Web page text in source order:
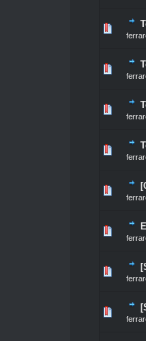
0 Voto(s) - 0 de 5 na
34
0 Voto(s) - 0 de 5 na
34
0 Voto(s) - 0 de 5 na
34
0 Voto(s) - 0 de 5 na
34
0 Voto(s) - 0 de 5 na
34
0 Voto(s) - 0 de 5 na
34
0 Voto(s) - 0 de 5 na
34
0 Voto(s) - 0 de 5 na
34